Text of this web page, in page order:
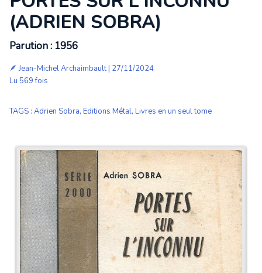
(ADRIEN SOBRA)
Parution : 1956
🪶Jean-Michel Archaimbault| 27/11/2024
Lu 569 fois
TAGS : Adrien Sobra, Editions Métal, Livres en un seul tome